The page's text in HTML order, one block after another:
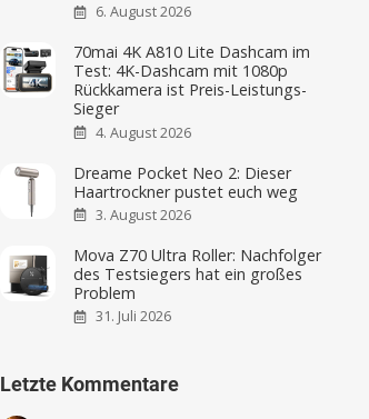
6. August 2026
70mai 4K A810 Lite Dashcam im
Test: 4K-Dashcam mit 1080p
Rückkamera ist Preis-Leistungs-
Sieger
4. August 2026
Dreame Pocket Neo 2: Dieser
Haartrockner pustet euch weg
3. August 2026
Mova Z70 Ultra Roller: Nachfolger
des Testsiegers hat ein großes
Problem
31. Juli 2026
Letzte Kommentare